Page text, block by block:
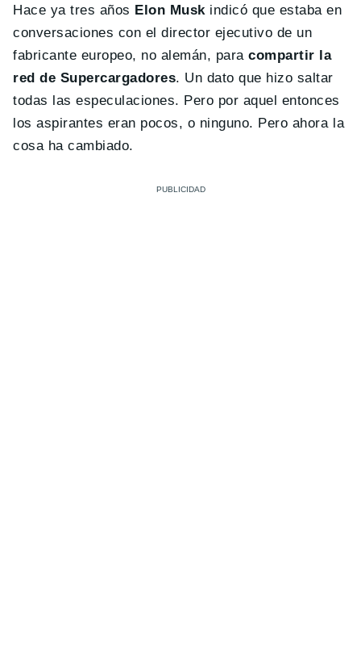
Hace ya tres años Elon Musk indicó que estaba en
conversaciones con el director ejecutivo de un
fabricante europeo, no alemán, para compartir la
red de Supercargadores. Un dato que hizo saltar
todas las especulaciones. Pero por aquel entonces
los aspirantes eran pocos, o ninguno. Pero ahora la
cosa ha cambiado.